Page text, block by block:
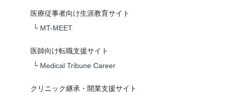
医療従事者向け生涯教育サイト
└ MT-MEET
医師向け転職支援サイト
└ Medical Tribune Career
クリニック継承・開業支援サイト